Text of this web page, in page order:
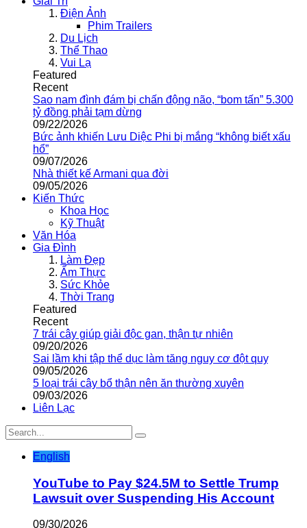
Điện Ảnh
Phim Trailers
Du Lịch
Thể Thao
Vui Lạ
Featured
Recent
Sao nam đình đám bị chấn động não, “bom tấn” 5.300
tỷ đồng phải tạm dừng
09/22/2026
Bức ảnh khiến Lưu Diệc Phi bị mắng “không biết xấu
hổ”
09/07/2026
Nhà thiết kế Armani qua đời
09/05/2026
Kiến Thức
Khoa Học
Kỹ Thuật
Văn Hóa
Gia Đình
Làm Đẹp
Ẩm Thực
Sức Khỏe
Thời Trang
Featured
Recent
7 trái cây giúp giải độc gan, thận tự nhiên
09/20/2026
Sai lầm khi tập thể dục làm tăng nguy cơ đột quỵ
09/05/2026
5 loại trái cây bổ thận nên ăn thường xuyên
09/03/2026
Liên Lạc
English
YouTube to Pay $24.5M to Settle Trump
Lawsuit over Suspending His Account
09/30/2026